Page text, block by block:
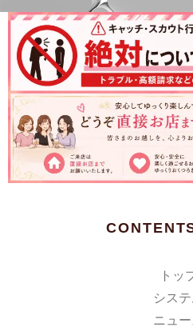
トッ
システ
ニュー